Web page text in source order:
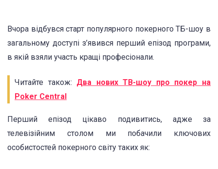
Вчора відбувся старт популярного покерного ТБ-шоу в
загальному доступі з’явився перший епізод програми,
в якій взяли участь кращі професіонали.
Читайте також: Два нових ТВ-шоу про покер на
Poker Central
Перший епізод цікаво подивитись, адже за
телевізійним столом ми побачили ключових
особистостей покерного світу таких як: